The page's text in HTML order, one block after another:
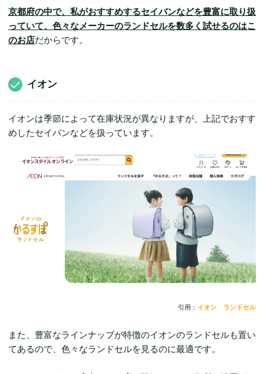
京都府の中で、私がおすすめするセイバンなどを豊富に取り扱
っていて、色々なメーカーのランドセルを数多く試せるのはこ
のお店だからです。
イオン
イオンは季節によって在庫状況が異なりますが、上記でおすす
めしたセイバンなどを扱っています。
引用： イオン ランドセル
また、豊富なラインナップが特徴のイオンのランドセルも置い
てあるので、色々なランドセルを見るのに最適です。